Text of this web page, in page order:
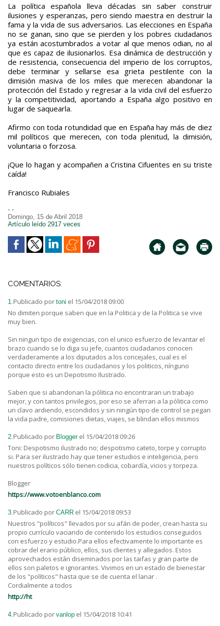
La política española lleva décadas sin saber construir
ilusiones y esperanzas, pero siendo maestra en destruir la
fama y la vida de sus adversarios. Las elecciones en España
no se ganan, sino que se pierden y los pobres ciudadanos
ya están acostumbrados a votar al que menos odian, no al
que es capaz de ilusionarlos. Esa dinámica de destrucción y
de resistencia, consecuencia del imperio de los corruptos,
debe terminar y sellarse esa grieta pestilente con la
dimisión masiva de los miles que merecen abandonar la
protección del Estado y regresar a la vida civil del esfuerzo
y la competitividad, aportando a España algo positivo en
lugar de saquearla.
Afirmo con toda rotundidad que en España hay más de diez
mil políticos que merecen, con toda plenitud, la dimisión,
voluntaria o forzosa.
¡Que lo hagan y acompañen a Cristina Cifuentes en su triste
caída!
Francisco Rubiales
- -
Domingo, 15 de Abril 2018
Artículo leído 2917 veces
COMENTARIOS:
1. Publicado por toni el 15/04/2018 09:00
No dimiten porque saben que en la Politica y de la Politica se vive
muy bien.
Sin ningun tipo de exigencias, con el unico esfuerzo de levantar el
brazo cuando se lo diga su jefe, cuantos ciudadanos conocen
verdaderamente a los diputados a los concejales, cual es el
contacto directo entre los ciudadanos y los politicos, nínguno
porque esto es un Depotismo Ilustrado.
Saben que si abandonan la pólitica no encontraran un trabajo
mejor, y con tantos privilegios, por eso se aferran a la pólitica como
un clavo ardiendo, escondidos y sin ningún tipo de control se pegan
la vida padre, comisiones dietas, viajes, se blindan ellos mismos
2. Publicado por Blogger el 15/04/2018 09:26
Toni: Despotismo ilustrado no; despotismo cateto, torpe y corrupto
si. Para ser ilustrado hay que tener estudios e inteligencia, pero
nuestros políticos sólo tienen codicia, cobardía, vicios y torpeza.
Blogger
https://www.votoenblanco.com
3. Publicado por CARR el 15/04/2018 09:53
Nuestros "políticos" llevados por su afán de poder, crean hasta su
propio currículo vaciando de contenido los estudios conseguidos
con esfuerzo y estudio.Para ellos efectivamente lo importante es
cobrar del erario público, ellos, sus clientes y allegados. Estos
aprovechados están diseminados por las taifas y gran parte de
ellos son paletos e ignorantes. Vivimos en un estado de bienestar
de los "políticos" hasta que se de cuenta el lanar .
Cordialmente a todos
http://ht
4. Publicado por vanlop el 15/04/2018 10:41